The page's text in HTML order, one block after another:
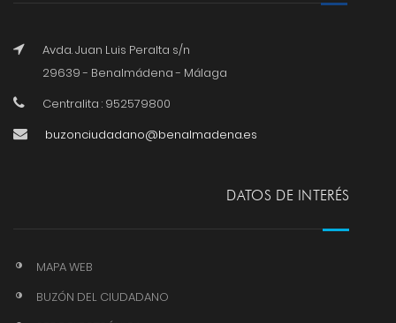
Avda. Juan Luis Peralta s/n
29639 - Benalmádena - Málaga
Centralita : 952579800
buzonciudadano@benalmadena.es
DATOS DE INTERÉS
MAPA WEB
BUZÓN DEL CIUDADANO